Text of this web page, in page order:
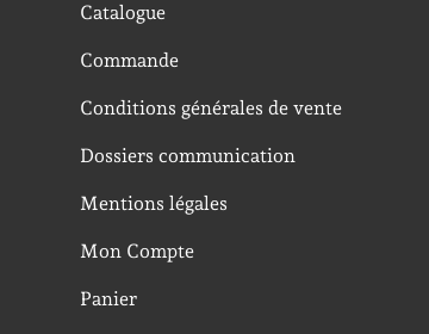
Catalogue
Commande
Conditions générales de vente
Dossiers communication
Mentions légales
Mon Compte
Panier